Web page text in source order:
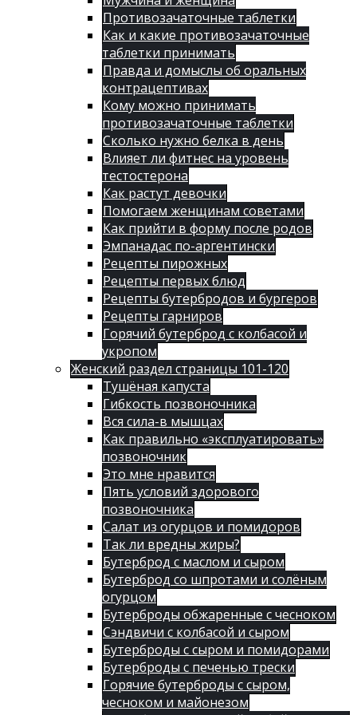
Противозачаточные таблетки
Как и какие противозачаточные
таблетки принимать
Правда и домыслы об оральных
контрацептивах
Кому можно принимать
противозачаточные таблетки
Сколько нужно белка в день
Влияет ли фитнес на уровень
тестостерона
Как растут девочки
Помогаем женщинам советами
Как прийти в форму после родов
Эмпанадас по-аргентински
Рецепты пирожных
Рецепты первых блюд
Рецепты бутербродов и бургеров
Рецепты гарниров
Горячий бутерброд с колбасой и
укропом
Женский раздел страницы 101-120
Тушёная капуста
Гибкость позвоночника
Вся сила-в мышцах
Как правильно «эксплуатировать»
позвоночник
Это мне нравится
Пять условий здорового
позвоночника
Салат из огурцов и помидоров
Так ли вредны жиры?
Бутерброд с маслом и сыром
Бутерброд со шпротами и солёным
огурцом
Бутерброды обжаренные с чесноком
Сэндвичи с колбасой и сыром
Бутерброды с сыром и помидорами
Бутерброды с печенью трески
Горячие бутерброды с сыром,
чесноком и майонезом